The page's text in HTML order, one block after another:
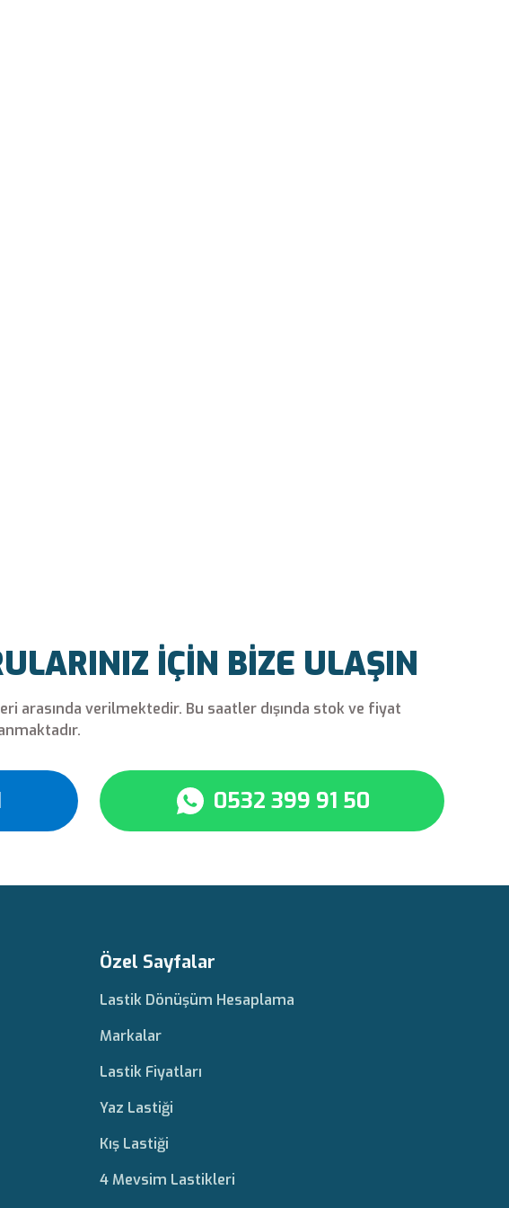
İÇİN BİZE ULAŞIN
arasında verilmektedir. Bu saatler dışında stok ve fiyat
0532 399 91 50
Özel Sayfalar
Lastik Dönüşüm Hesaplama
Markalar
Lastik Fiyatları
Yaz Lastiği
Kış Lastiği
4 Mevsim Lastikleri